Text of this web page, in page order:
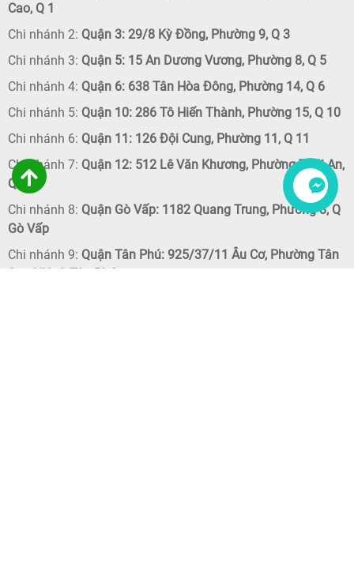
Liên hệ
Cao, Q 1
Chi nhánh 2: Quận 3: 29/8 Kỳ Đồng, Phường 9, Q 3
Chi nhánh 3: Quận 5: 15 An Dương Vương, Phường 8, Q 5
Chi nhánh 4: Quận 6: 638 Tân Hòa Đông, Phường 14, Q 6
Chi nhánh 5: Quận 10: 286 Tô Hiến Thành, Phường 15, Q 10
Chi nhánh 6: Quận 11: 126 Đội Cung, Phường 11, Q 11
Chi nhánh 7: Quận 12: 512 Lê Văn Khương, Phường Thới An,
Q 12
Chi nhánh 8: Quận Gò Vấp: 1182 Quang Trung, Phường 8, Q
Gò Vấp
Chi nhánh 9: Quận Tân Phú: 925/37/11 Âu Cơ, Phường Tân